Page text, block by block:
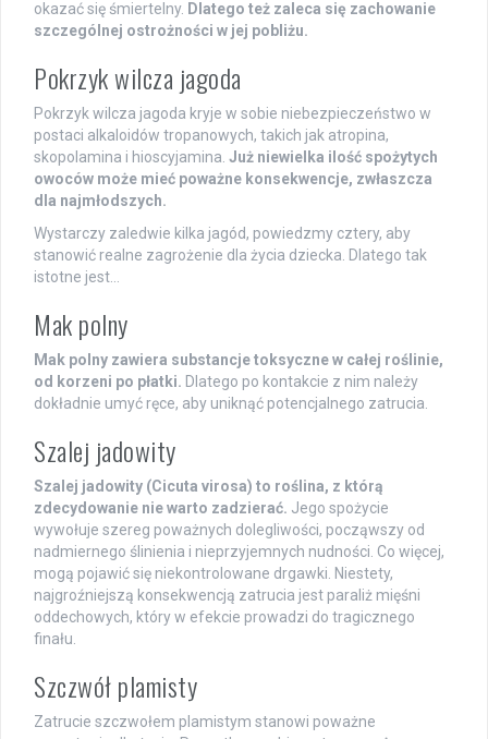
okazać się śmiertelny. Dlatego też zaleca się zachowanie
szczególnej ostrożności w jej pobliżu.
Pokrzyk wilcza jagoda
Pokrzyk wilcza jagoda kryje w sobie niebezpieczeństwo w
postaci alkaloidów tropanowych, takich jak atropina,
skopolamina i hioscyjamina. Już niewielka ilość spożytych
owoców może mieć poważne konsekwencje, zwłaszcza
dla najmłodszych.
Wystarczy zaledwie kilka jagód, powiedzmy cztery, aby
stanowić realne zagrożenie dla życia dziecka. Dlatego tak
istotne jest…
Mak polny
Mak polny zawiera substancje toksyczne w całej roślinie,
od korzeni po płatki. Dlatego po kontakcie z nim należy
dokładnie umyć ręce, aby uniknąć potencjalnego zatrucia.
Szalej jadowity
Szalej jadowity (Cicuta virosa) to roślina, z którą
zdecydowanie nie warto zadzierać. Jego spożycie
wywołuje szereg poważnych dolegliwości, począwszy od
nadmiernego ślinienia i nieprzyjemnych nudności. Co więcej,
mogą pojawić się niekontrolowane drgawki. Niestety,
najgroźniejszą konsekwencją zatrucia jest paraliż mięśni
oddechowych, który w efekcie prowadzi do tragicznego
finału.
Szczwół plamisty
Zatrucie szczwołem plamistym stanowi poważne